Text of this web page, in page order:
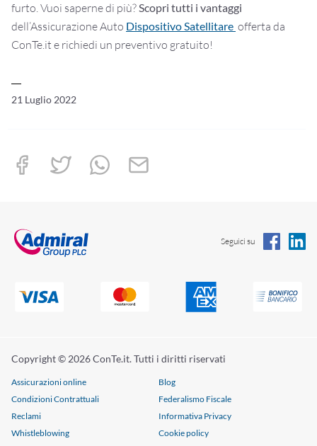
furto. Vuoi saperne di più?Scopri tutti i vantaggi
dell’Assicurazione Auto Dispositivo Satellitare offerta da
ConTe.it e richiedi un preventivo gratuito!
21 Luglio 2022
Seguici su
Copyright © 2026 ConTe.it. Tutti i diritti riservati
Assicurazioni online
Blog
Condizioni Contrattuali
Federalismo Fiscale
Reclami
Informativa Privacy
Whistleblowing
Cookie policy